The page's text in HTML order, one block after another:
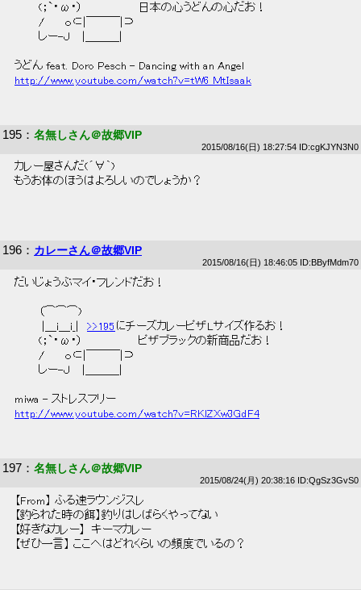
(；`・ω・）　　　　　　　日本の心うどんの心だお！
/　　 ｏ⊂|￣￣￣|⊃
しー-Ｊ　 |＿＿＿|
うどん feat. Doro Pesch - Dancing with an Angel
http://www.youtube.com/watch?v=tW6_MtIsaak
195 ： 名無しさん＠故郷VIP
2015/08/16(日) 18:27:54 ID:cgKJYN3N0
カレー屋さんだ(´∀｀)
もうお体のほうはよろしいのでしょうか？
196 ： カレーさん＠故郷VIP
2015/08/16(日) 18:46:05 ID:BByfMdm70
だいじょうぶマイ・フレンドだお！
（⌒⌒⌒)
|＿i＿i_| >>195 にチーズカレーピザLサイズ作るお！
(；`・ω・）　　　　　　　ピザブラックの新商品だお！
/　　 ｏ⊂|￣￣￣|⊃
しー-Ｊ　 |＿＿＿|
miwa - ストレスフリー
http://www.youtube.com/watch?v=RKlZXw3GdF4
197 ： 名無しさん＠故郷VIP
2015/08/24(月) 20:38:16 ID:QgSz3GvS0
【From】 ふる速ラウンジスレ
【釣られた時の餌】釣りはしばらくやってない
【好きなカレー】  キーマカレー
【ぜひ一言】 ここへはどれくらいの頻度でいるの？